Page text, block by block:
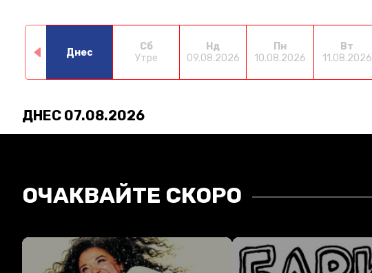
Днес
Сб
Утре
Нд
09.08.2026
Пн
10.08.2026
Вт
11.08.2026
ДНЕС 07.08.2026
ОЧАКВАЙТЕ СКОРО